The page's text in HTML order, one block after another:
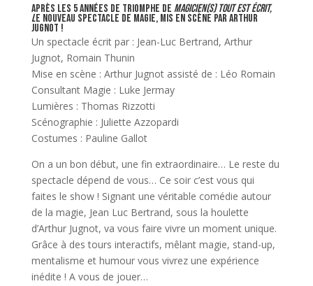
Après les 5 années de triomphe de Magicien(s) Tout est écrit,
le nouveau spectacle de magie, mis en scène par Arthur
Jugnot !
Un spectacle écrit par : Jean-Luc Bertrand, Arthur
Jugnot, Romain Thunin
Mise en scène : Arthur Jugnot assisté de : Léo Romain
Consultant Magie : Luke Jermay
Lumières : Thomas Rizzotti
Scénographie : Juliette Azzopardi
Costumes : Pauline Gallot
On a un bon début, une fin extraordinaire… Le reste du
spectacle dépend de vous… Ce soir c’est vous qui
faites le show ! Signant une véritable comédie autour
de la magie, Jean Luc Bertrand, sous la houlette
d’Arthur Jugnot, va vous faire vivre un moment unique.
Grâce à des tours interactifs, mêlant magie, stand-up,
mentalisme et humour vous vivrez une expérience
inédite ! A vous de jouer…